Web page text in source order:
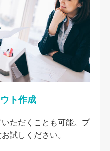
ト作成
ただくことも可能。プ
試しください。